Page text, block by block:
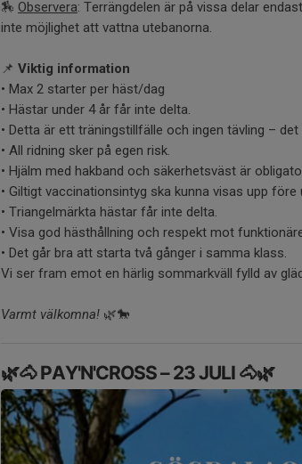
🏇 Observera: Terrängdelen är på vissa delar
inte möjlighet att vattna utebanorna.
📌 Viktig information
• Max 2 starter per häst/dag
• Hästar under 4 år får inte delta.
• Detta är ett träningstillfälle och ingen tävling –
• All ridning sker på egen risk.
• Hjälm med hakband och säkerhetsväst är
• Giltigt vaccinationsintyg ska kunna visas upp
• Triangelmärkta hästar får inte delta.
• Visa god hästhållning och respekt mot
• Det går bra att starta två gånger i samma klass.
Vi ser fram emot en härlig sommarkväll fylld av
Varmt välkomna! 🌿🐎
🌿🐴 PAY'N'CROSS – 23 JULI 🐴🌿